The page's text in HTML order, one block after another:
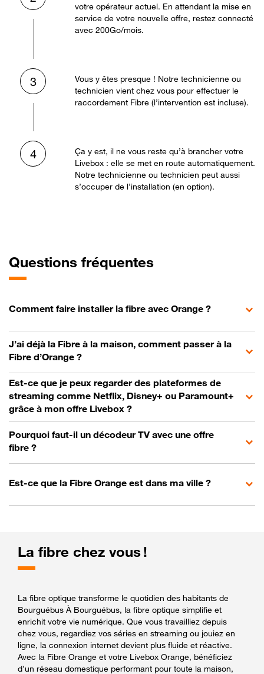
votre opérateur actuel. En attendant la mise en
service de votre nouvelle offre, restez connecté
avec 200Go/mois.
3
Vous y êtes presque ! Notre technicienne ou
technicien vient chez vous pour effectuer le
raccordement Fibre (l’intervention est incluse).
4
Ça y est, il ne vous reste qu’à brancher votre
Livebox : elle se met en route automatiquement.
Notre technicienne ou technicien peut aussi
s’occuper de l’installation (en option).
Questions fréquentes
Comment faire installer la fibre avec Orange ?
J’ai déjà la Fibre à la maison, comment passer à la
Fibre d’Orange ?
Est-ce que je peux regarder des plateformes de
streaming comme Netflix, Disney+ ou Paramount+
grâce à mon offre Livebox ?
Pourquoi faut-il un décodeur TV avec une offre
fibre ?
Est-ce que la Fibre Orange est dans ma ville ?
La fibre chez vous !
La fibre optique transforme le quotidien des habitants de
Bourguébus À Bourguébus, la fibre optique simplifie et
enrichit votre vie numérique. Que vous travailliez depuis
chez vous, regardiez vos séries en streaming ou jouiez en
ligne, la connexion internet devient plus fluide et réactive.
Avec la Fibre Orange et votre Livebox Orange, bénéficiez
d’un réseau domestique performant pour toute la maison,